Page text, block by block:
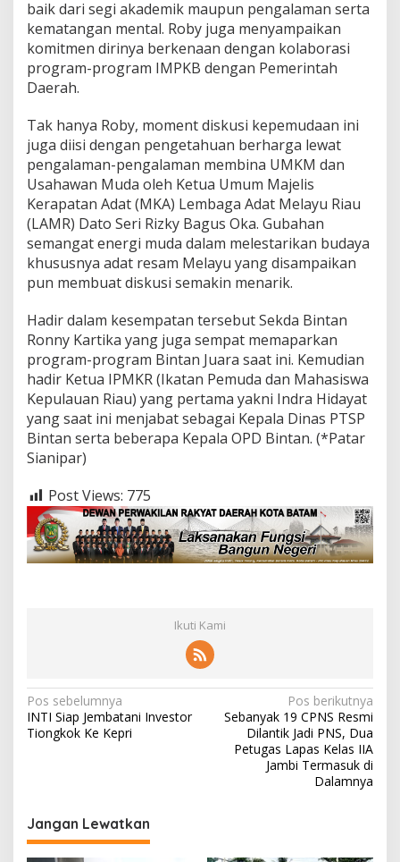
baik dari segi akademik maupun pengalaman serta
kematangan mental. Roby juga menyampaikan
komitmen dirinya berkenaan dengan kolaborasi
program-program IMPKB dengan Pemerintah
Daerah.
Tak hanya Roby, moment diskusi kepemudaan ini
juga diisi dengan pengetahuan berharga lewat
pengalaman-pengalaman membina UMKM dan
Usahawan Muda oleh Ketua Umum Majelis
Kerapatan Adat (MKA) Lembaga Adat Melayu Riau
(LAMR) Dato Seri Rizky Bagus Oka. Gubahan
semangat energi muda dalam melestarikan budaya
khususnya adat resam Melayu yang disampaikan
pun membuat diskusi semakin menarik.
Hadir dalam kesempatan tersebut Sekda Bintan
Ronny Kartika yang juga sempat memaparkan
program-program Bintan Juara saat ini. Kemudian
hadir Ketua IPMKR (Ikatan Pemuda dan Mahasiswa
Kepulauan Riau) yang pertama yakni Indra Hidayat
yang saat ini menjabat sebagai Kepala Dinas PTSP
Bintan serta beberapa Kepala OPD Bintan. (*Patar
Sianipar)
Post Views: 775
Ikuti Kami
N
a
a
s
Pos sebelumnya
INTI Siap Jembatani Investor
Tiongkok Ke Kepri
Pos berikutnya
Sebanyak 19 CPNS Resmi
Dilantik Jadi PNS, Dua
Petugas Lapas Kelas IIA
Jambi Termasuk di
Dalamnya
Jangan Lewatkan